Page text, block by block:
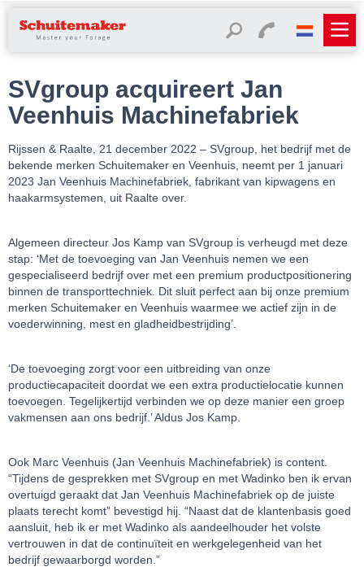
SVgroup acquireert Jan
Veenhuis Machinefabriek
Rijssen & Raalte, 21 december 2022 – SVgroup, het bedrijf met de
bekende merken Schuitemaker en Veenhuis, neemt per 1 januari
2023 Jan Veenhuis Machinefabriek, fabrikant van kipwagens en
haakarmsystemen, uit Raalte over.
Algemeen directeur Jos Kamp van SVgroup is verheugd met deze
stap: ‘Met de toevoeging van Jan Veenhuis nemen we een
gespecialiseerd bedrijf over met een premium productpositionering
binnen de transporttechniek. Dit sluit perfect aan bij onze premium
merken Schuitemaker en Veenhuis waarmee we actief zijn in de
voederwinning, mest en gladheidbestrijding’.
‘De toevoeging zorgt voor een uitbreiding van onze
productiecapaciteit doordat we een extra productielocatie kunnen
toevoegen. Tegelijkertijd verbinden we op deze manier een groep
vakmensen aan ons bedrijf.’ Aldus Jos Kamp.
Ook Marc Veenhuis (Jan Veenhuis Machinefabriek) is content.
“Tijdens de gesprekken met SVgroup en met Wadinko ben ik ervan
overtuigd geraakt dat Jan Veenhuis Machinefabriek op de juiste
plaats terecht komt” bevestigd hij. “Naast dat de klantenbasis goed
aansluit, heb ik er met Wadinko als aandeelhouder het volste
vertrouwen in dat de continuïteit en werkgelegenheid van het
bedrijf gewaarborgd worden.”